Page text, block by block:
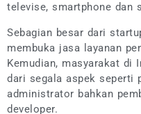
televise, smartphone dan
Sebagian besar dari
membuka jasa layanan
Kemudian, masyarakat di
dari segala aspek seperti
administrator bahkan
developer.